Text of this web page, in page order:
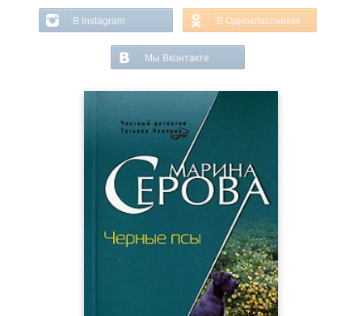
В Instagram В Одноклассниках
Мы Вконтакте